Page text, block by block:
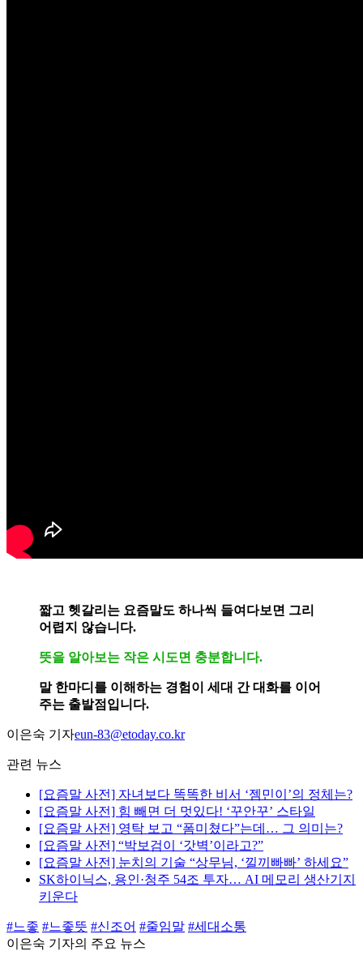
짧고 헷갈리는 요즘말도 하나씩 들여다보면 그리
어렵지 않습니다.
뜻을 알아보는 작은 시도면 충분합니다.
말 한마디를 이해하는 경험이 세대 간 대화를 이어
주는 출발점입니다.
이은숙 기자eun-83@etoday.co.kr
관련 뉴스
[요즘말 사전] 자녀보다 똑똑한 비서 ‘젬민이’의 정체는?
[요즘말 사전] 힘 빼면 더 멋있다! ‘꾸안꾸’ 스타일
[요즘말 사전] 영탁 보고 “폼미쳤다”는데… 그 의미는?
[요즘말 사전] “박보검이 ‘갓벽’이라고?”
[요즘말 사전] 눈치의 기술 “상무님, ‘낄끼빠빠’ 하세요”
SK하이닉스, 용인·청주 54조 투자… AI 메모리 생산기지
키운다
#느좋 #느좋뜻 #신조어 #줄임말 #세대소통
이은숙 기자의 주요 뉴스